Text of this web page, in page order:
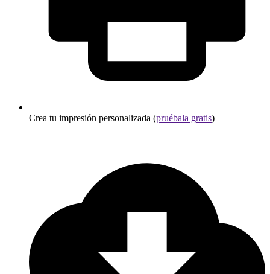
Crea tu impresión personalizada (pruébala gratis)